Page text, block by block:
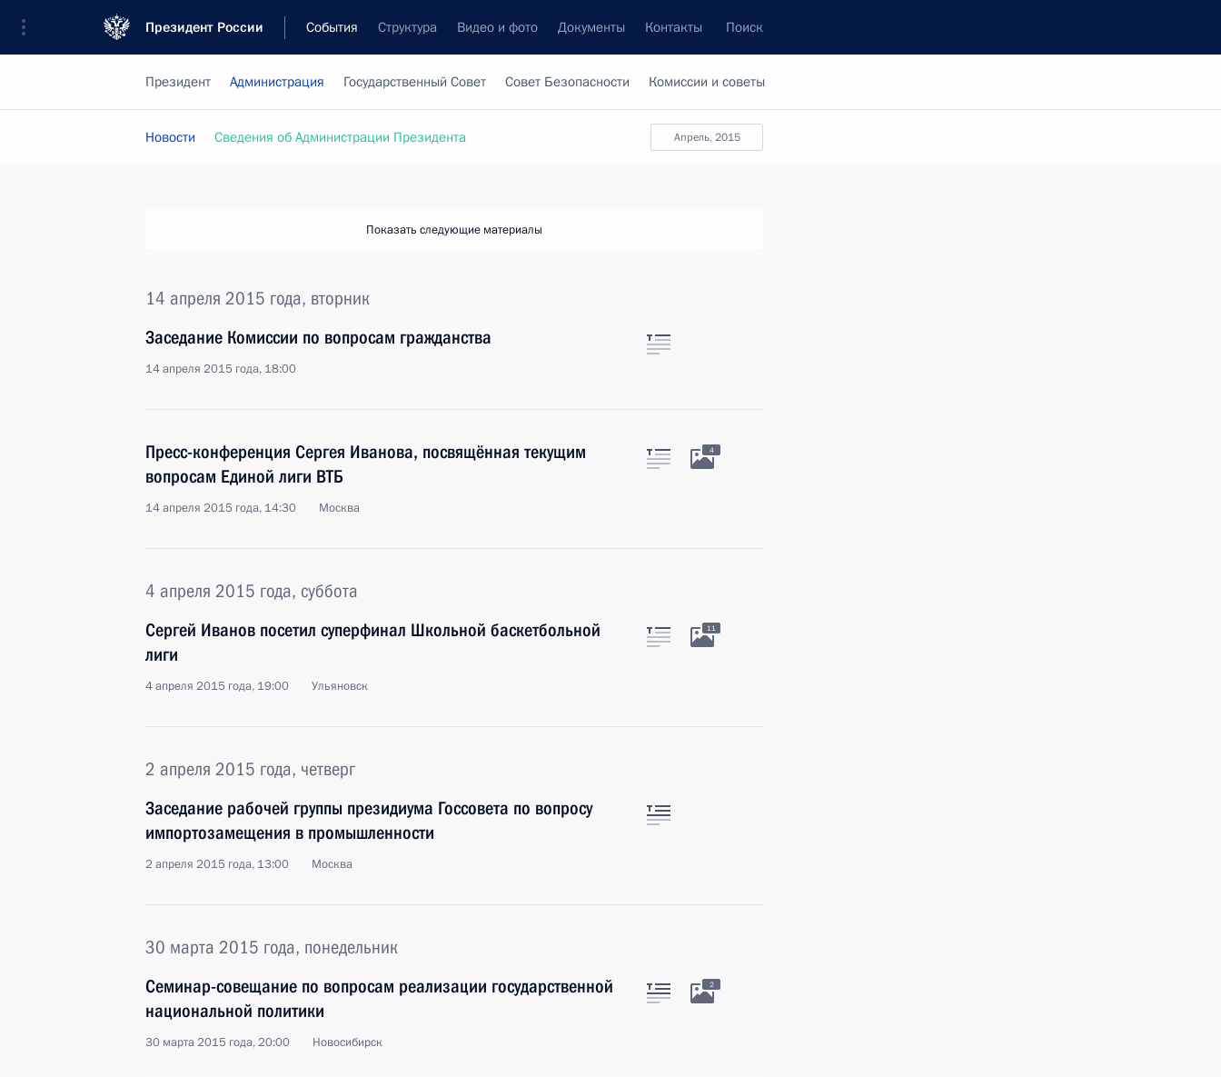
Президент России События Структура Видео и фото Документы Контакты Поиск
Президент Администрация Государственный Совет Совет Безопасности Комиссии и советы
апрель, 2015
Новости Сведения об Администрации Президента
Показать следующие материалы
14 апреля 2015 года, вторник
Заседание Комиссии по вопросам гражданства
14 апреля 2015 года, 18:00
Пресс-конференция Сергея Иванова, посвящённая текущим
вопросам Единой лиги ВТБ
14 апреля 2015 года, 14:30 Москва
4
4 апреля 2015 года, суббота
Сергей Иванов посетил суперфинал Школьной баскетбольной
лиги
4 апреля 2015 года, 19:00 Ульяновск
11
2 апреля 2015 года, четверг
Заседание рабочей группы президиума Госсовета по вопросу
импортозамещения в промышленности
2 апреля 2015 года, 13:00 Москва
30 марта 2015 года, понедельник
Семинар-совещание по вопросам реализации государственной
национальной политики
30 марта 2015 года, 20:00 Новосибирск
2